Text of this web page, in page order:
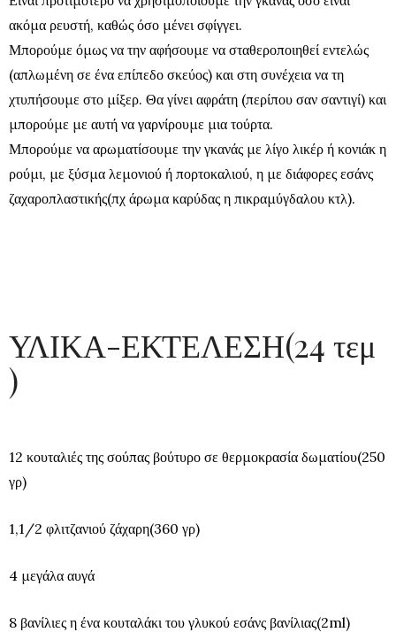
ακόμα ρευστή, καθώς όσο μένει σφίγγει.
Μπορούμε όμως να την αφήσουμε να σταθεροποιηθεί εντελώς
(απλωμένη σε ένα επίπεδο σκεύος) και στη συνέχεια να τη
χτυπήσουμε στο μίξερ. Θα γίνει αφράτη (περίπου σαν σαντιγί) και
μπορούμε με αυτή να γαρνίρουμε μια τούρτα.
Μπορούμε να αρωματίσουμε την γκανάς με λίγο λικέρ ή κονιάκ η
ρούμι, με ξύσμα λεμονιού ή πορτοκαλιού, η με διάφορες εσάνς
ζαχαροπλαστικής(πχ άρωμα καρύδας η πικραμύγδαλου κτλ).
ΥΛΙΚΑ-ΕΚΤΕΛΕΣΗ(24 τεμ
)
12 κουταλιές της σούπας βούτυρο σε θερμοκρασία δωματίου(250
γρ)
1,1/2 φλιτζανιού ζάχαρη(360 γρ)
4 μεγάλα αυγά
8 βανίλιες η ένα κουταλάκι του γλυκού εσάνς βανίλιας(2ml)